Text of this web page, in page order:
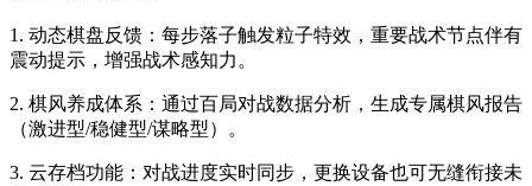
1. 动态棋盘反馈：每步落子触发粒子特效，重要战术节点伴有
震动提示，增强战术感知力。
2. 棋风养成体系：通过百局对战数据分析，生成专属棋风报告
（激进型/稳健型/谋略型）。
3. 云存档功能：对战进度实时同步，更换设备也可无缝衔接未